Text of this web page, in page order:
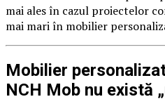
mai ales în cazul proiectelor
mai mari în mobilier
Mobilier
NCH Mob nu există